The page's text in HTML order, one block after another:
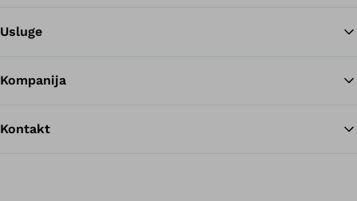
Usluge
Kompanija
Kontakt